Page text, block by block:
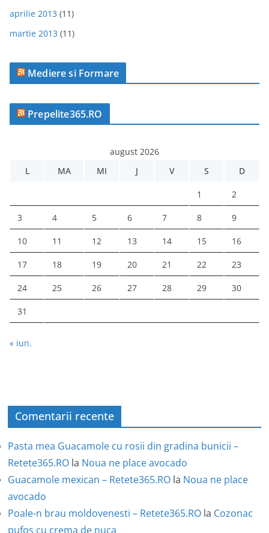
aprilie 2013 (11)
martie 2013 (11)
Mediere si Formare
Prepelite365.RO
august 2026
L
MA MI J V S D
1 2
3 4 5 6 7 8 9
10 11 12 13 14 15 16
17 18 19 20 21 22 23
24 25 26 27 28 29 30
31
« iun.
Comentarii recente
Pasta mea Guacamole cu rosii din gradina bunicii –
Retete365.RO la Noua ne place avocado
Guacamole mexican – Retete365.RO la Noua ne place
avocado
Poale-n brau moldovenesti – Retete365.RO la Cozonac
pufos cu crema de nuca